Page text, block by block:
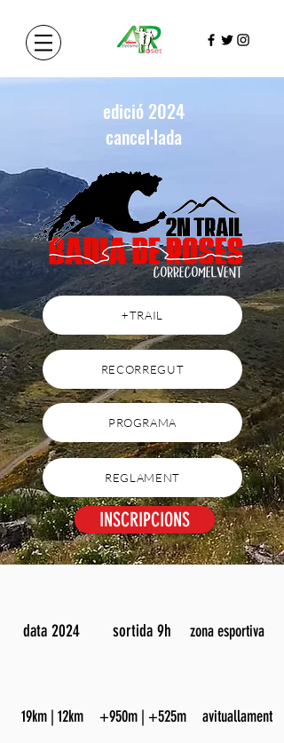
edició 2024
cancel·lada
+TRAIL
RECORREGUT
PROGRAMA
REGLAMENT
INSCRIPCIONS
data 2024 sortida 9h zona esportiva
19km | 12km +950m | +525m avituallament